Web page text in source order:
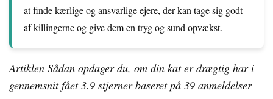
at finde kærlige og ansvarlige ejere, der kan tage sig godt
af killingerne og give dem en tryg og sund opvækst.
Artiklen Sådan opdager du, om din kat er drægtig har i
gennemsnit fået3.9 stjerner baseret på 39 anmeldelser